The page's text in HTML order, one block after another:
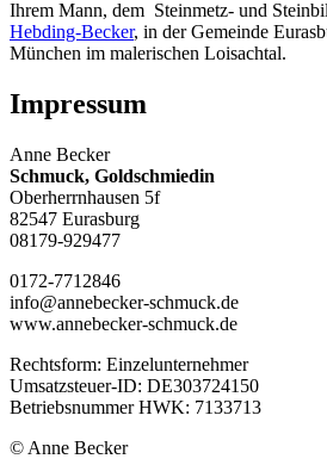
Ihrem Mann, dem Steinmetz- und
Hebding-Becker, in der Gemeinde
München im malerischen Loisachtal.
Impressum
Anne Becker
Schmuck, Goldschmiedin
Oberherrnhausen 5f
82547 Eurasburg
08179-929477
0172-7712846
info@annebecker-schmuck.de
www.annebecker-schmuck.de
Rechtsform: Einzelunternehmer
Umsatzsteuer-ID: DE303724150
Betriebsnummer HWK: 7133713
© Anne Becker